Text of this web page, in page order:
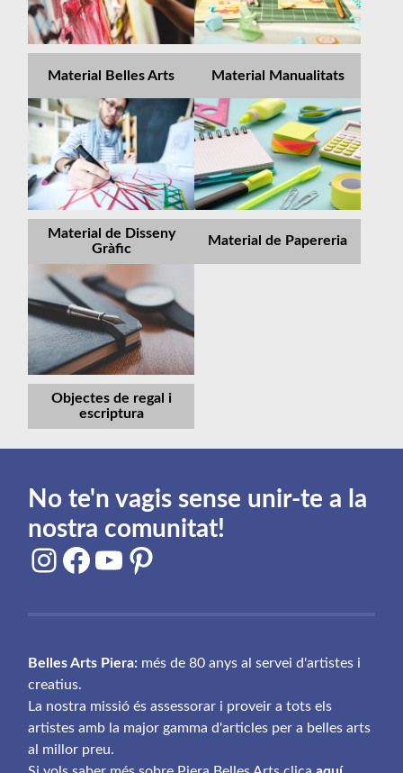
Material Belles Arts Material Manualitats
Material de Disseny
Gràfic
Material de Papereria
Objectes de regal i
escriptura
No te'n vagis sense unir-te a la
nostra comunitat!
Instagram
Facebook
YouTube
Pinterest
Belles Arts Piera: més de 80 anys al servei d'artistes i
creatius.
La nostra missió és assessorar i proveir a tots els
artistes amb la major gamma d'articles per a belles arts
al millor preu.